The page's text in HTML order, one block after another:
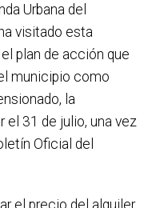
de Basauri un
para el futuro.
en acciones de
el diseño de
con un Plan de
Temperaturas,
sufrido.
Urbana del
visitado esta
plan de acción que
municipio como
la
el 31 de julio, una vez
Oficial del
el precio del alquiler